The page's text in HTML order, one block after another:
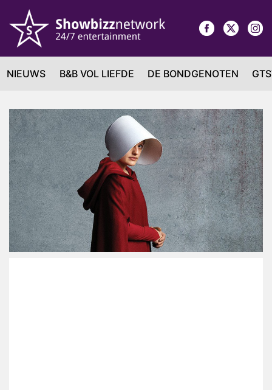
NIEUWS B&B VOL LIEFDE DE BONDGENOTEN